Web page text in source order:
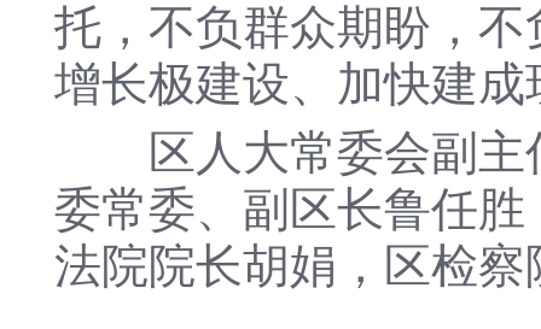
托，不负群众期盼，
增长极建设、加快建
区人大常委会副主
委常委、副区长鲁任
法院院长胡娟，区检